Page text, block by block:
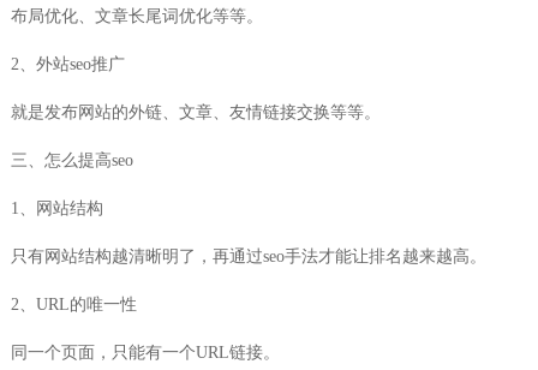
布局优化、文章长尾词优化等等。
2、外站seo推广
就是发布网站的外链、文章、友情链接交换等等。
三、怎么提高seo
1、网站结构
只有网站结构越清晰明了，再通过seo手法才能让排名越来越高。
2、URL的唯一性
同一个页面，只能有一个URL链接。